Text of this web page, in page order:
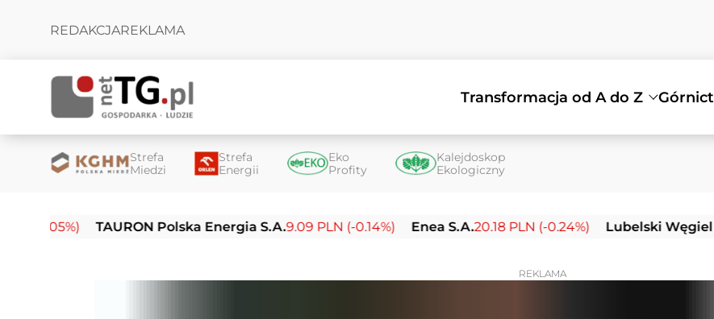
REDAKCJAREKLAMA
Transformacja od A do Z
Strefa
Miedzi
Strefa
Energii
Eko
Profity
Kalejdoskop
Ekologiczny
TAURON Polska Energia S.A.9.09 PLN (-0.14%) Enea S.A.20.18 PLN (-0.24%) Lubelski Węgiel
REKLAMA